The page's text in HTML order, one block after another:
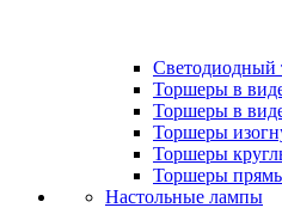
Светодиодный
Торшеры в
Торшеры в
Торшеры
Торшеры
Торшеры
Настольные лампы